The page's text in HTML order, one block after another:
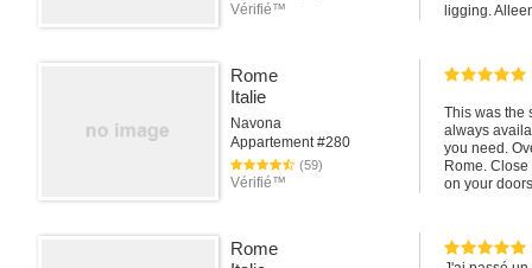
Vérifié™
ligging.
Rome
Italie
Navona
Appartement #280
(59)
Vérifié™
This was the
always
you need.
Rome.
on your
Rome